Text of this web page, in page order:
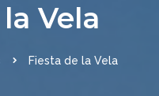
Vela
Fiesta de la Vela